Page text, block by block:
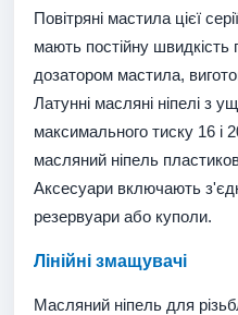
Повітряні мастила цієї
мають постійну швидкість
дозатором мастила,
Латунні масляні ніпелі з
максимального тиску 16 і
масляний ніпель
Аксесуари включають
резервуари або куполи.
Лінійні змащувачі
Масляний ніпель для